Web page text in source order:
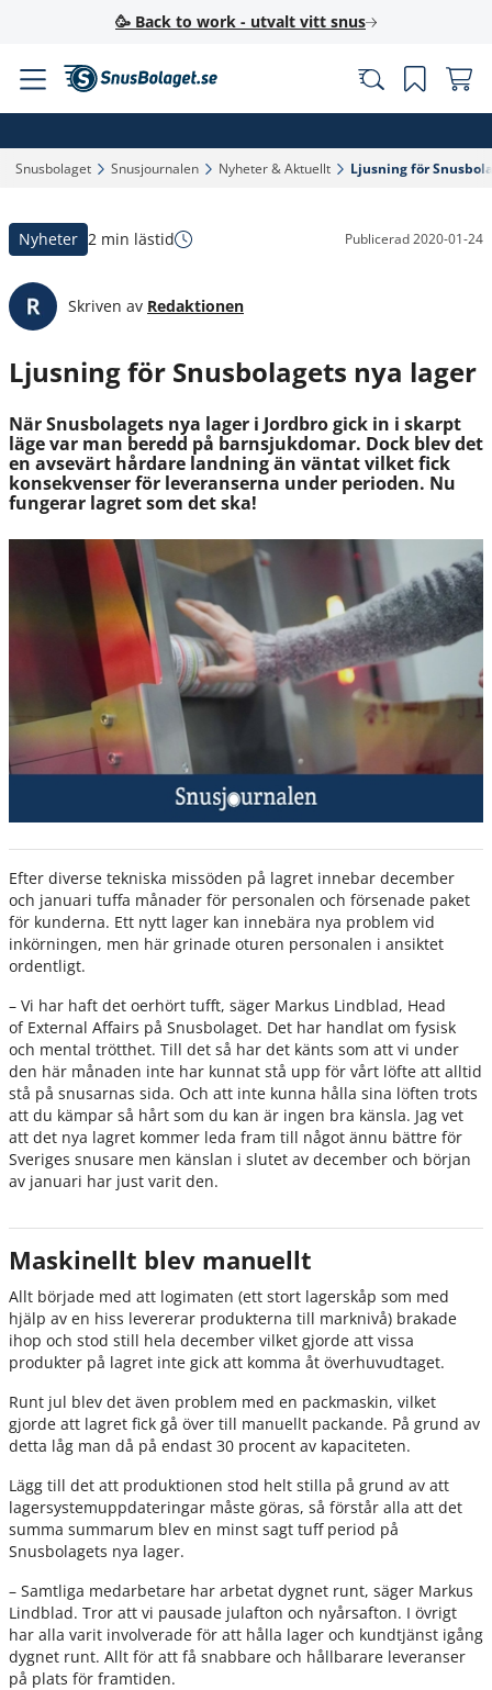
🥳 Back to work - utvalt vitt snus
Snusbolaget‎ Snusjournalen‎ Nyheter & Aktuellt‎ Ljusning för
Nyheter 2 min lästid Publicerad2020-01-24
Skriven av Redaktionen
Ljusning för Snusbolagets nya lager
När Snusbolagets nya lager i Jordbro gick in i skarpt
läge var man beredd på barnsjukdomar. Dock blev det
en avsevärt hårdare landning än väntat vilket fick
konsekvenser för leveranserna under perioden. Nu
fungerar lagret som det ska!
Efter diverse tekniska missöden på lagret innebar december
och januari tuffa månader för personalen och försenade paket
för kunderna. Ett nytt lager kan innebära nya problem vid
inkörningen, men här grinade oturen personalen i ansiktet
ordentligt.
­­– Vi har haft det oerhört tufft, säger Markus Lindblad, Head
of External Affairs på Snusbolaget. Det har handlat om fysisk
och mental trötthet. Till det så har det känts som att vi under
den här månaden inte har kunnat stå upp för vårt löfte att alltid
stå på snusarnas sida. Och att inte kunna hålla sina löften trots
att du kämpar så hårt som du kan är ingen bra känsla. Jag vet
att det nya lagret kommer leda fram till något ännu bättre för
Sveriges snusare men känslan i slutet av december och början
av januari har just varit den.
Maskinellt blev manuellt
Allt började med att logimaten (ett stort lagerskåp som med
hjälp av en hiss levererar produkterna till marknivå) brakade
ihop och stod still hela december vilket gjorde att vissa
produkter på lagret inte gick att komma åt överhuvudtaget.
Runt jul blev det även problem med en packmaskin, vilket
gjorde att lagret fick gå över till manuellt packande. På grund av
detta låg man då på endast 30 procent av kapaciteten.
Lägg till det att produktionen stod helt stilla på grund av att
lagersystemuppdateringar måste göras, så förstår alla att det
summa summarum blev en minst sagt tuff period på
Snusbolagets nya lager.
– Samtliga medarbetare har arbetat dygnet runt, säger Markus
Lindblad. Tror att vi pausade julafton och nyårsafton. I övrigt
har alla varit involverade för att hålla lager och kundtjänst igång
dygnet runt. Allt för att få snabbare och hållbarare leveranser
på plats för framtiden.